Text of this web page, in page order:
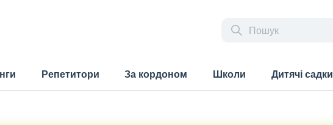
Репетитори За кордоном Школи Дитячі садки